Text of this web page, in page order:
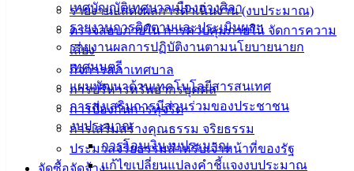
รายงานแสดงผลการดำเนินงาน (งบประมาณ)
ตรวจสอบภายใน การควบคุมภายใน จัดการความ
เสี่ยง
กิจการสภาเทศบาล
การบริหารทรัพยากรบุคคล
การป้องกันการทุจริต
การเสริมสร้างคุณธรรม จริยธรรม
ประมวลจริยธรรมสำหรับเจ้าหน้าที่ของรัฐ
จัดซื้อจัดจ้าง
เทศบัญญัติเทศบาลเมืองอ่างศิลา
รายงานการติดตามและประเมินผลฯ
รายงานผลการปฏิบัติงานตามนโยบายนายก
เทศมนตรี
แผนพัฒนาด้านเทคโนโลยีสารสนเทศ
การส่งเสริมการมีส่วนร่วมของประชาชน
งบประมาณ
การโอนเงินงบประมาณ
แก้ไขเปลี่ยนแปลงคำชี้แจงงบประมาณ
038-
บริการ
ประชาชน
ดาวน์โหลด